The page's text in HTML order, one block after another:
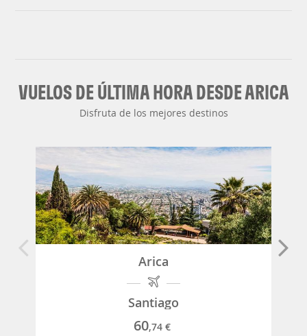
VUELOS DE ÚLTIMA HORA DESDE ARICA
Disfruta de los mejores destinos
Arica
Santiago
60,74 €